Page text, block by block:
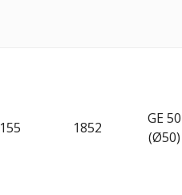
155 1852
GE 50
(Ø50)